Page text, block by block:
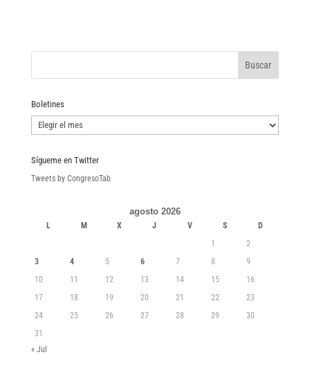
Boletines
Boletines
Sígueme en Twitter
Tweets by CongresoTab
agosto 2026
L M X J V S
D
1
2
3
4 5 6 7 8
9
10
11 12 13 14 15
16
17
18 19 20 21 22
23
24
25 26 27 28 29
30
31
« Jul